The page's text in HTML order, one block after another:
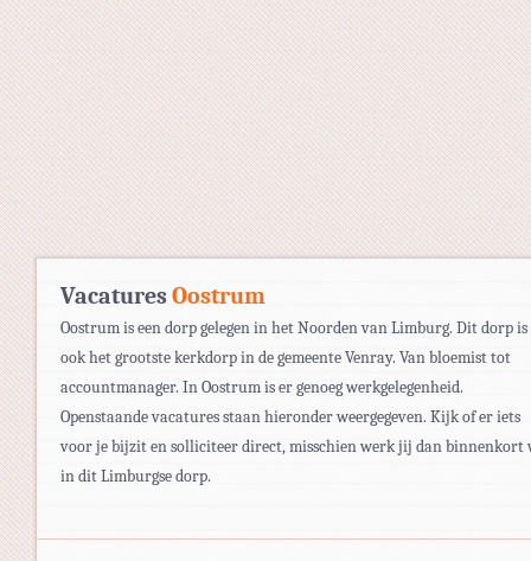
VacaturesOostrum
Oostrum is een dorp gelegen in het Noorden van Limburg. Dit dorp is
ook het grootste kerkdorp in de gemeente Venray. Van bloemist tot
accountmanager. In Oostrum is er genoeg werkgelegenheid.
Openstaande vacatures staan hieronder weergegeven. Kijk of er iets
voor je bijzit en solliciteer direct, misschien werk jij dan binnenkort
in dit Limburgse dorp.